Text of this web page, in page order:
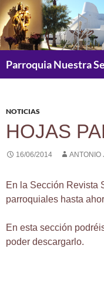
Saltar
al
contenido
NOTICIAS
HOJAS
16/06/2014 ANTONIO
En la Sección Revista
parroquiales hasta
En esta sección
poder descargarlo.